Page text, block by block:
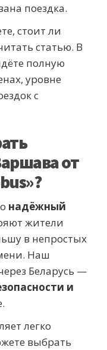
поездка.
стоит ли
статью. В
полную
уровне
с
от
надёжный
жители
в непростых
Наш
Беларусь —
и
легко
выбрать